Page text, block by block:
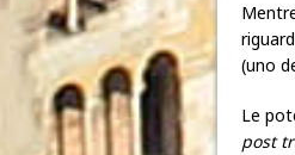
(uno
Le
post